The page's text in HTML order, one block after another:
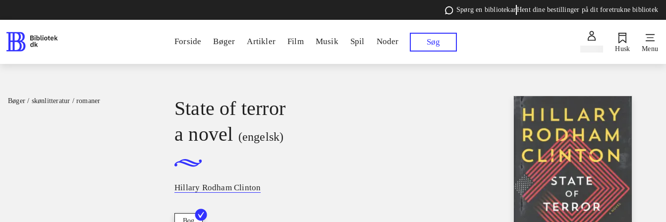
Spørg en bibliotekarHent dine bestillinger på dit foretrukne bibliotek
Forside Bøger Artikler Film Musik Spil Noder Søg
Husk Menu
Bøger / skønlitteratur / romaner
State of terror
a novel (engelsk)
Hillary Rodham Clinton